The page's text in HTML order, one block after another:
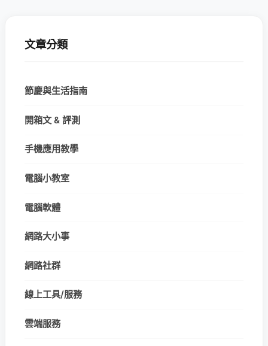
文章分類
節慶與生活指南
開箱文 & 評測
手機應用教學
電腦小教室
電腦軟體
網路大小事
網路社群
線上工具/服務
雲端服務